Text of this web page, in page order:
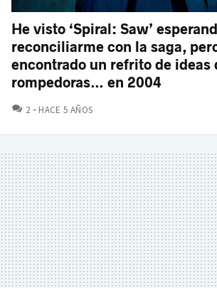
He visto ‘Spiral: Saw’
reconciliarme con la saga,
encontrado un refrito de ideas
rompedoras… en 2004
2 COMENTARIOS
HACE 5 AÑOS